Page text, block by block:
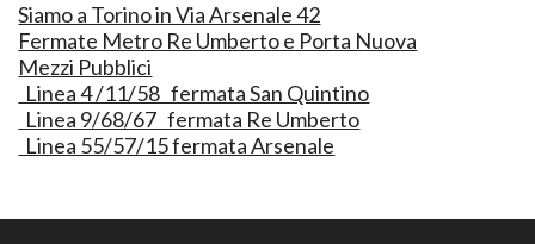
Siamo a Torino in Via Arsenale 42
Fermate Metro Re Umberto e Porta Nuova
Mezzi Pubblici
Linea 4 /11/58 fermata San Quintino
Linea 9/68/67 fermata Re Umberto
Linea 55/57/15 fermata Arsenale